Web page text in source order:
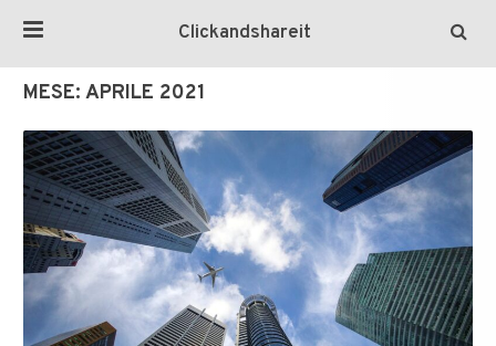
Clickandshareit
MESE: APRILE 2021